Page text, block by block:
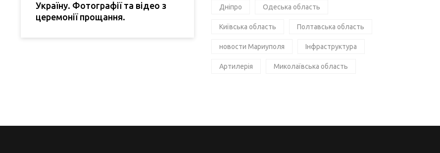
Україну. Фотографії та відео з
церемонії прощання.
Дніпро Одеська область
Київська область Полтавська область
новости Мариуполя Інфраструктура
Артилерія Миколаївська область